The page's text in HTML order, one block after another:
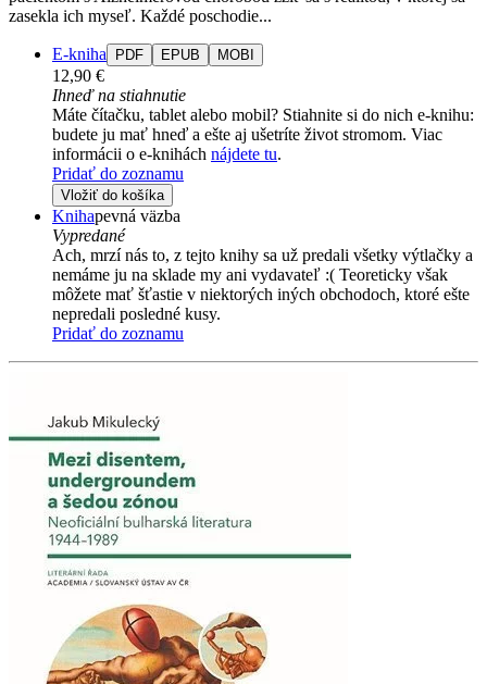
zasekla ich myseľ. Každé poschodie...
E-kniha PDF EPUB MOBI
12,90 €
Ihneď na stiahnutie
Máte čítačku, tablet alebo mobil? Stiahnite si do nich e-knihu:
budete ju mať hneď a ešte aj ušetríte život stromom. Viac
informácii o e-knihách nájdete tu.
Pridať do zoznamu
Vložiť do košíka
Knihapevná väzba
Vypredané
Ach, mrzí nás to, z tejto knihy sa už predali všetky výtlačky a
nemáme ju na sklade my ani vydavateľ :( Teoreticky však
môžete mať šťastie v niektorých iných obchodoch, ktoré ešte
nepredali posledné kusy.
Pridať do zoznamu